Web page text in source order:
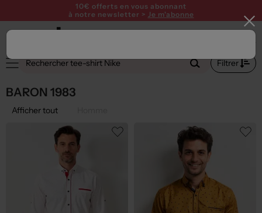
10€ offerts en vous abonnant
à notre newsletter > Je m'abonne
Filtrer
BARON 1983
Afficher tout